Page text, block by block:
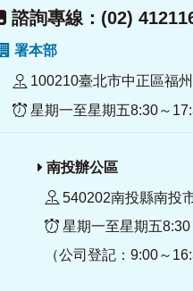
諮詢專線：(02)
署本部
100210臺北市中正區福
星期一至星期五8:30～
南投辦公區
540202南投縣南投
星期一至星期五8:30
（公司登記：9:00～